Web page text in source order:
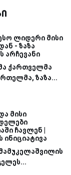
ლიდერი მისი
- ზაზა
არჩევანი
ქართველმა
ზაზა...
მისი
ჩავლენ |
ინიციატივა